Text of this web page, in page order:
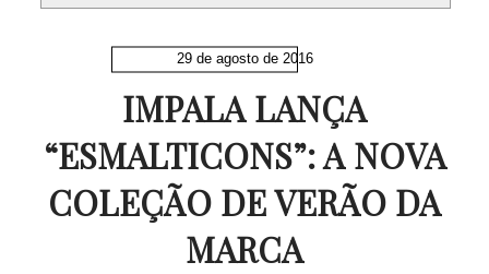
29 de agosto de 2016
IMPALA LANÇA
“ESMALTICONS”: A NOVA
COLEÇÃO DE VERÃO DA
MARCA